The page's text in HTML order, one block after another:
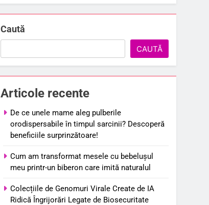
Caută
CAUTĂ
Articole recente
De ce unele mame aleg pulberile
orodispersabile în timpul sarcinii? Descoperă
beneficiile surprinzătoare!
Cum am transformat mesele cu bebelușul
meu printr-un biberon care imită naturalul
Colecțiile de Genomuri Virale Create de IA
Ridică Îngrijorări Legate de Biosecuritate